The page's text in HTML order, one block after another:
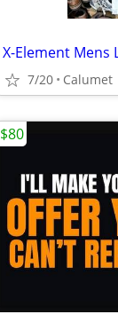
7/20 Calumet
$80